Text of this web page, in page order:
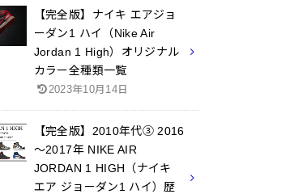
【完全版】ナイキ エアジョ
ーダン1 ハイ（Nike Air
Jordan 1 High）オリジナル
カラー全種類一覧
2023年10月14日
【完全版】2010年代③ 2016
～2017年 NIKE AIR
JORDAN 1 HIGH（ナイキ
エア ジョーダン1 ハイ）歴